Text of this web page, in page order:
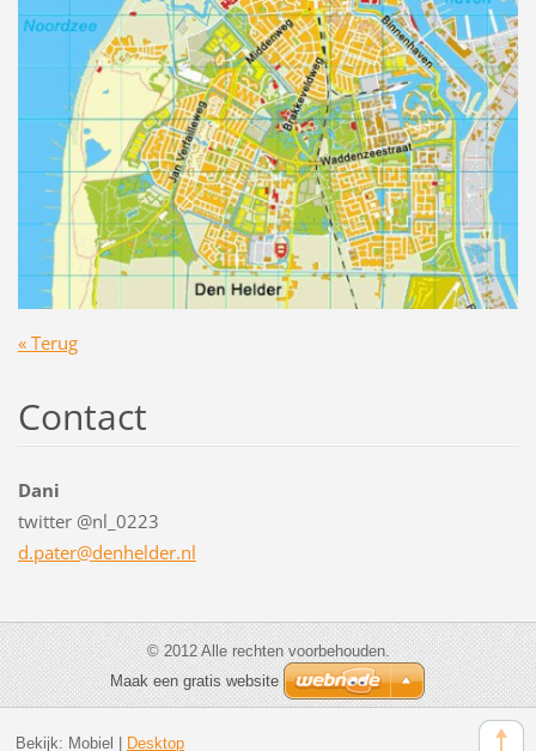
« Terug
Contact
Dani
twitter @nl_0223
d.pater@denhelder.nl
© 2012 Alle rechten voorbehouden.
Maak een gratis website
Bekijk: Mobiel Desktop